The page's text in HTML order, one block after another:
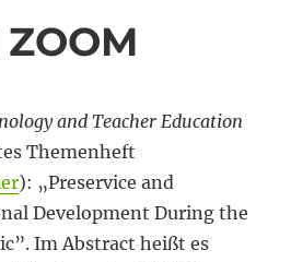
and Teacher Education
Themenheft
): „Preservice and
Development During the
Im Abstract heißt es